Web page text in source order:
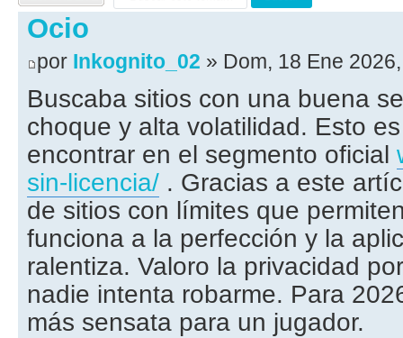
respuesta
Ocio
por Inkognito_02 » Dom, 18 Ene
Buscaba sitios con una buena
choque y alta volatilidad. Esto
encontrar en el segmento oficial
sin-licencia/ . Gracias a este
de sitios con límites que
funciona a la perfección y la
ralentiza. Valoro la privacidad
nadie intenta robarme. Para
más sensata para un jugador.